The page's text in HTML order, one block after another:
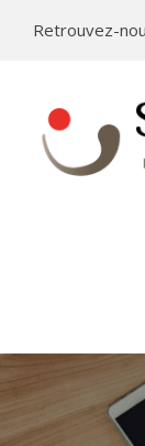
Retrouvez-